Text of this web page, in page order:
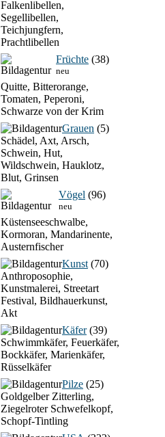
Falkenlibellen,
Segellibellen,
Teichjungfern,
Prachtlibellen
Früchte (38)
neu
Quitte, Bitterorange,
Tomaten, Peperoni,
Schwarze von der Krim
Grauen (5)
Schädel, Axt, Arsch,
Schwein, Hut,
Wildschwein, Hauklotz,
Blut, Grinsen
Vögel (96)
neu
Küstenseeschwalbe,
Kormoran, Mandarinente,
Austernfischer
Kunst (70)
Anthroposophie,
Kunstmalerei, Streetart
Festival, Bildhauerkunst,
Akt
Käfer(39)
Schwimmkäfer, Feuerkäfer,
Bockkäfer, Marienkäfer,
Rüsselkäfer
Pilze (25)
Goldgelber Zitterling,
Ziegelroter Schwefelkopf,
Schopf-Tintling